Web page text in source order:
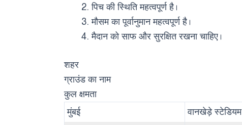
पिच की स्थिति महत्वपूर्ण है।
मौसम का पूर्वानुमान महत्वपूर्ण है।
मैदान को साफ और सुरक्षित रखना चाहिए।
शहर
ग्राउंड का नाम
कुल क्षमता
मुंबई
वानखेड़े स्टेडियम